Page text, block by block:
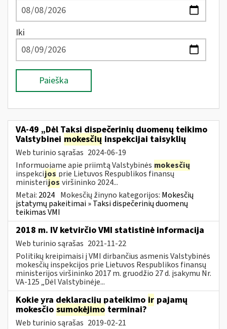
Iki
Paieška
VA-49 „Dėl Taksi dispečerinių duomenų teikimo
Valstybinei mokesčių inspekcijai taisyklių
Web turinio sąrašas 2024-06-19
Informuojame apie priimtą Valstybinės mokesčių
inspekcijos prie Lietuvos Respublikos finansų
ministerijos viršininko 2024...
Metai: 2024 Mokesčių žinyno kategorijos: Mokesčių
įstatymų pakeitimai » Taksi dispečerinių duomenų
teikimas VMI
2018 m. IV ketvirčio VMI statistinė informacija
Web turinio sąrašas 2021-11-22
Politikų kreipimaisi į VMI dirbančius asmenis Valstybinės
mokesčių inspekcijos prie Lietuvos Respublikos finansų
ministerijos viršininko 2017 m. gruodžio 27 d. įsakymu Nr.
VA-125 „Dėl Valstybinėje...
Kokie yra deklaracijų pateikimo ir pajamų
mokesčio sumokėjimo terminai?
Web turinio sąrašas 2019-02-21